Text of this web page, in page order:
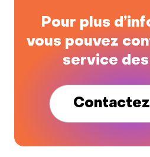
Pour plus
vous pouvez
service